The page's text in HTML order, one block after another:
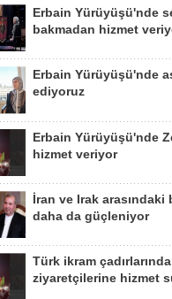
Erbain Yürüyüşü'nde
bakmadan hizmet
Erbain Yürüyüşü'nde
ediyoruz
Erbain Yürüyüşü'nde
hizmet veriyor
İran ve Irak
daha da güçleniyor
Türk ikram
ziyaretçilerine hizmet